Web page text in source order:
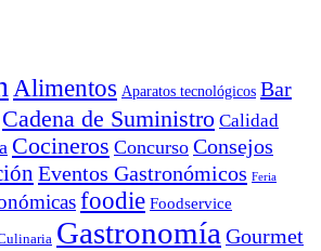
Alimentos Aparatos tecnológicos Bar
Cadena de Suministro Calidad
Cocineros Concurso Consejos
Eventos Gastronómicos Feria
foodie Foodservice
Gastronomía Gourmet